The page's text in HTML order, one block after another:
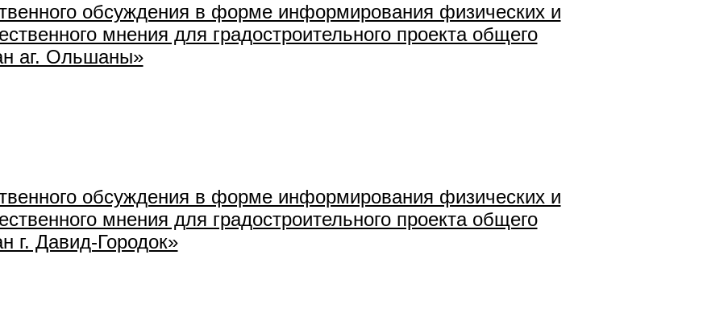
обсуждения в форме информирования физических и
мнения для градостроительного проекта общего
аг. Ольшаны»
обсуждения в форме информирования физических и
мнения для градостроительного проекта общего
г. Давид-Городок»